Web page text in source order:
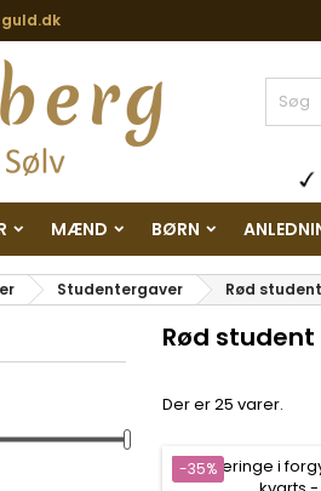
MÆND BØRN
Studentergaver Rød student
Rød student
Der er 25 varer.
-35%